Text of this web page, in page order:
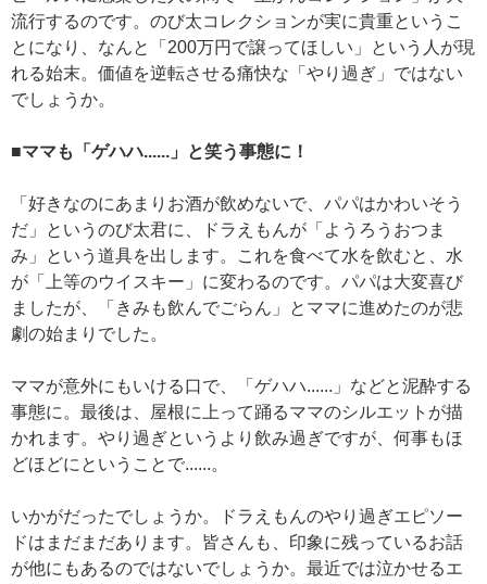
流行するのです。のび太コレクションが実に貴重というこ
とになり、なんと「200万円で譲ってほしい」という人が現
れる始末。価値を逆転させる痛快な「やり過ぎ」ではない
でしょうか。
■ママも「ゲハハ......」と笑う事態に！
「好きなのにあまりお酒が飲めないで、パパはかわいそう
だ」というのび太君に、ドラえもんが「ようろうおつま
み」という道具を出します。これを食べて水を飲むと、水
が「上等のウイスキー」に変わるのです。パパは大変喜び
ましたが、「きみも飲んでごらん」とママに進めたのが悲
劇の始まりでした。
ママが意外にもいける口で、「ゲハハ......」などと泥酔する
事態に。最後は、屋根に上って踊るママのシルエットが描
かれます。やり過ぎというより飲み過ぎですが、何事もほ
どほどにということで......。
いかがだったでしょうか。ドラえもんのやり過ぎエピソー
ドはまだまだあります。皆さんも、印象に残っているお話
が他にもあるのではないでしょうか。最近では泣かせるエ